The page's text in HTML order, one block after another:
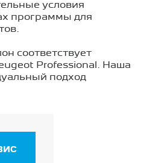
условия
программы для
соответствует
Professional. Наша
подход